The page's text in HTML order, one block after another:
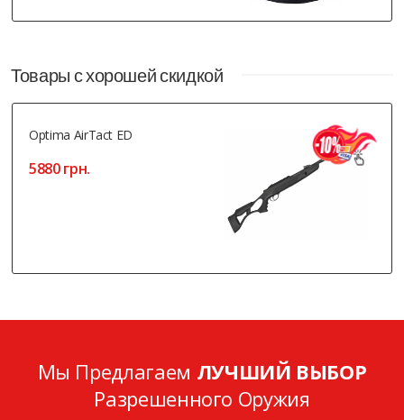
Товары с хорошей скидкой
Optima AirTact ED
5880 грн.
Мы Предлагаем ЛУЧШИЙ ВЫБОР
Разрешенного Оружия